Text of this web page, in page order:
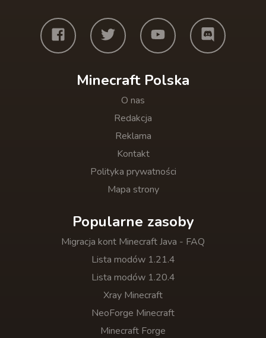
Minecraft Polska
O nas
Redakcja
Reklama
Kontakt
Polityka prywatności
Mapa strony
Popularne zasoby
Migracja kont Minecraft Java - FAQ
Lista modów 1.21.4
Lista modów 1.20.4
Xray Minecraft
NeoForge Minecraft
Minecraft Forge